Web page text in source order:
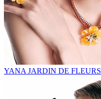
YANA JARDIN DE FLEURS